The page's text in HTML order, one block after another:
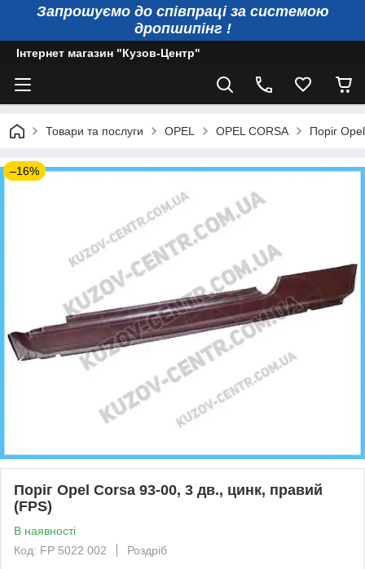
Запрошуємо до співпраці за системою
дропшипінг !
Інтернет магазин "Кузов-Центр"
Товари та послуги OPEL OPEL CORSA Поріг
–16%
Поріг Opel Corsa 93-00, 3 дв., цинк, правий
(FPS)
В наявності
Код: FP 5022 002
Роздріб